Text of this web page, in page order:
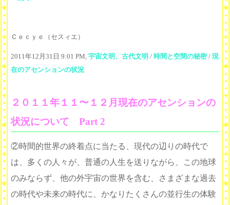
Ｃｅｃｙｅ（セスィエ）
2011年12月31日 9:01 PM, 宇宙文明、古代文明 / 時間と空間の秘密/ 現
在のアセンションの状況
２０１１年１１〜１２月現在のアセンションの
状況について Part 2
②時間的世界の終着点に当たる、現代の辺りの時代で
は、多くの人々が、普通の人生を送りながら、この地球
のみならず、他の外宇宙の世界を含む、さまざまな過去
の時代や未来の時代に、かなりたくさんの並行生の体験